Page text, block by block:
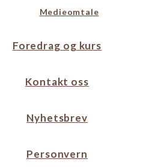
Medieomtale
Foredrag og kurs
Kontakt oss
Nyhetsbrev
Personvern